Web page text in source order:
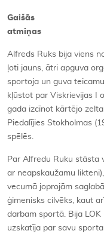
Gaišās
atmiņas
Alfreds Ruks bija viens
ļoti jauns, ātri apguva
sportoja un guva
kļūstot par Viskrievijas I
gada izcīnot kārtējo
Piedalījies Stokholmas
spēlēs.
Par Alfredu Ruku stāsta
ar neapskaužamu
vecumā joprojām
ģimenisks cilvēks, kaut
darbam sportā. Bija LOK
uzskatīja par savu